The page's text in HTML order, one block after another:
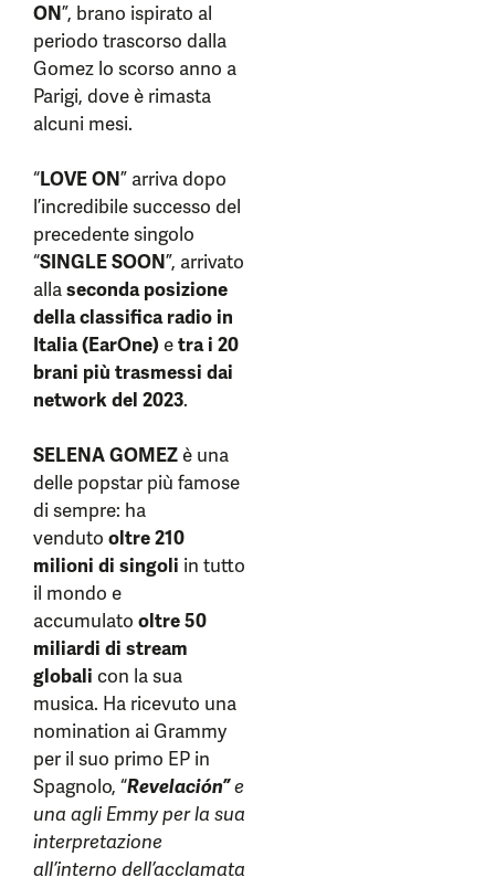
ON”, brano ispirato al
periodo trascorso dalla
Gomez lo scorso anno a
Parigi, dove è rimasta
alcuni mesi.
“LOVE ON” arriva dopo
l’incredibile successo del
precedente singolo
“SINGLE SOON”, arrivato
allaseconda posizione
della classifica radio in
Italia (EarOne)etra i 20
brani più trasmessi dai
network del 2023.
SELENA GOMEZè una
delle popstar più famose
di sempre: ha
venduto oltre 210
milioni di singoli in tutto
il mondo e
accumulato oltre 50
miliardi di stream
globali con la sua
musica. Ha ricevuto una
nomination ai Grammy
per il suo primo EP in
Spagnolo, “Revelación”e
una agli Emmy per la sua
interpretazione
all’interno dell’acclamata